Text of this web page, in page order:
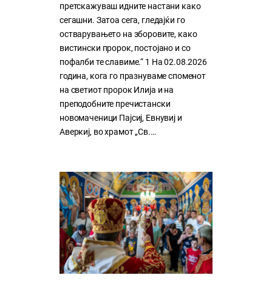
претскажуваш идните настани како
сегашни. Затоа сега, гледајќи го
остварувањето на зборовите, како
вистински пророк, постојано и со
пофалби те славиме.“ 1 На 02.08.2026
година, кога го празнуваме споменот
на светиот пророк Илија и на
преподобните пречистански
новомаченици Пајсиј, Евнувиј и
Аверкиј, во храмот „Св.…